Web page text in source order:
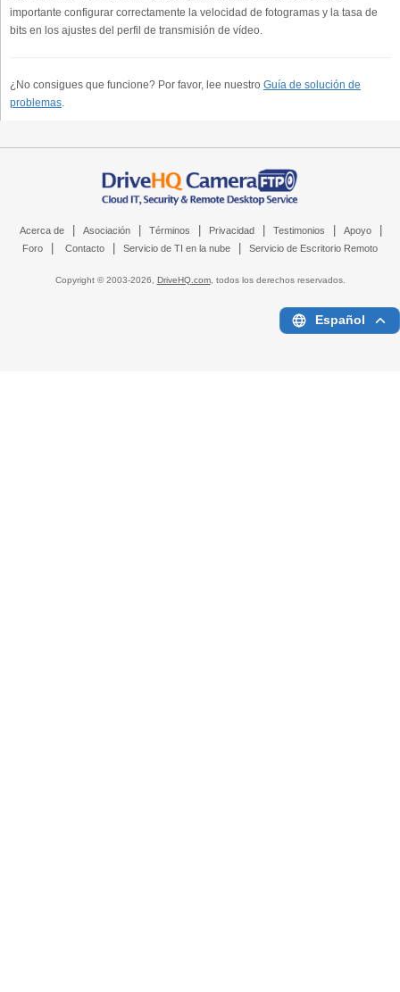
importante configurar correctamente la velocidad de fotogramas y la tasa de
bits en los ajustes del perfil de transmisión de vídeo.
¿No consigues que funcione? Por favor, lee nuestro Guía de solución de
problemas.
Acerca de Asociación Términos Privacidad Testimonios Apoyo
Foro Contacto Servicio de TI en la nube Servicio de Escritorio Remoto
Copyright © 2003-2026, DriveHQ.com, todos los derechos reservados.
Español